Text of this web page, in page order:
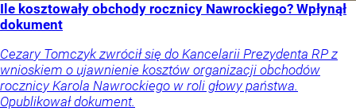
Ile kosztowały obchody rocznicy Nawrockiego? Wpłynął
dokument
Cezary Tomczyk zwrócił się do Kancelarii Prezydenta RP z
wnioskiem o ujawnienie kosztów organizacji obchodów
rocznicy Karola Nawrockiego w roli głowy państwa.
Opublikował dokument.